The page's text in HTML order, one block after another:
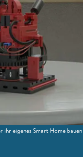
ihr eigenes Smart Home bauen